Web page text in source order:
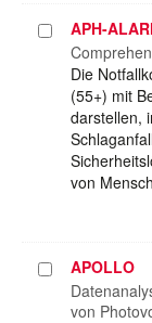
Projekt
auswählen
APH-
Die
(55+) mit
darstellen,
von
Projekt
auswählen
APOLLO
von